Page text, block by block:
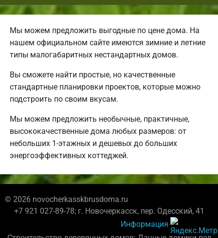
Мы можем предложить выгодные по цене дома. На
нашем официальном сайте имеются зимние и летние
типы малогабаритных нестандартных домов.
Вы сможете найти простые, но качественные
стандартные планировки проектов, которые можно
подстроить по своим вкусам.
Мы можем предложить необычные, практичные,
высококачественные дома любых размеров: от
небольших 1-этажных и дешевых до больших
энергоэффективных коттеджей.
© 2026 novocherkasskbrusdoma.ru
+7 921 027-89-78; г. Новочеркасск, пер. Одесский, 41
Информация